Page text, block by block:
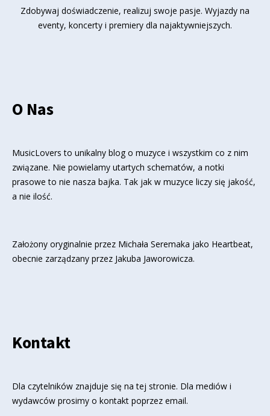
Zdobywaj doświadczenie, realizuj swoje pasje. Wyjazdy na
eventy, koncerty i premiery dla najaktywniejszych.
O Nas
MusicLovers to unikalny blog o muzyce i wszystkim co z nim
związane. Nie powielamy utartych schematów, a notki
prasowe to nie nasza bajka. Tak jak w muzyce liczy się jakość,
a nie ilość.
Założony oryginalnie przez Michała Seremaka jako Heartbeat,
obecnie zarządzany przez Jakuba Jaworowicza.
Kontakt
Dla czytelników znajduje się na tej stronie. Dla mediów i
wydawców prosimy o kontakt poprzez email.